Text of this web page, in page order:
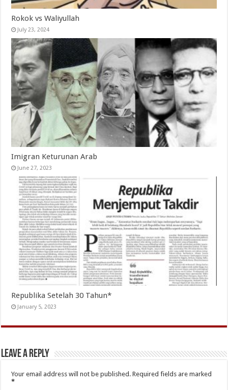
Rokok vs Waliyullah
July 23, 2024
Imigran Keturunan Arab
June 27, 2023
Republika Setelah 30 Tahun*
January 5, 2023
Leave a Reply
Your email address will not be published. Required fields are marked
*